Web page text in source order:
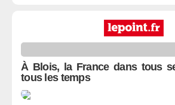
À Blois, la France dans tous
tous les temps